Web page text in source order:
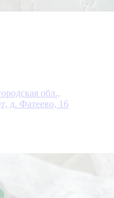
обл.,
д. Фатеево, 16